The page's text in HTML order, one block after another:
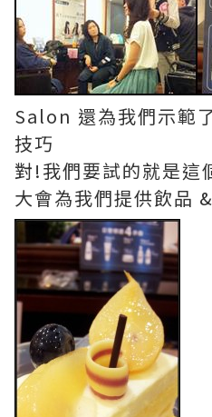
Salon 還為我們示範
技巧
對!我們要試的就是這
大會為我們提供飲品